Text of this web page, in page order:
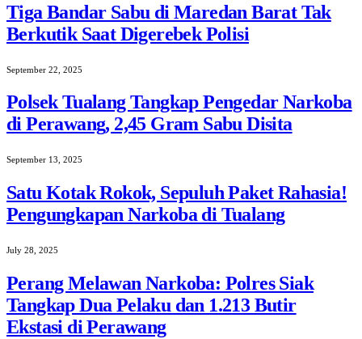
Tiga Bandar Sabu di Maredan Barat Tak
Berkutik Saat Digerebek Polisi
September 22, 2025
Polsek Tualang Tangkap Pengedar Narkoba
di Perawang, 2,45 Gram Sabu Disita
September 13, 2025
Satu Kotak Rokok, Sepuluh Paket Rahasia!
Pengungkapan Narkoba di Tualang
July 28, 2025
Perang Melawan Narkoba: Polres Siak
Tangkap Dua Pelaku dan 1.213 Butir
Ekstasi di Perawang